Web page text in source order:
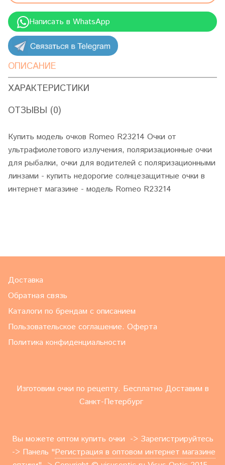
Написать в WhatsApp
ОПИСАНИЕ
ХАРАКТЕРИСТИКИ
ОТЗЫВЫ (0)
Купить модель очков Romeo R23214 Очки от
ультрафиолетового излучения, поляризационные очки
для рыбалки, очки для водителей с поляризационными
линзами - купить недорогие солнцезащитные очки в
интернет магазине - модель Romeo R23214
Доставка
Обратная связь
Каталоги по брендам с описанием
Пользовательское соглашение. Оферта
Политика конфиденциальности
Изготовим очки по рецепту. Бесплатно Доставим в
Санкт-Петербург
Вы можете оптом купить очки -> Зарегистрируйтесь
-> Панель "Регистрация в оптовом интернет магазине